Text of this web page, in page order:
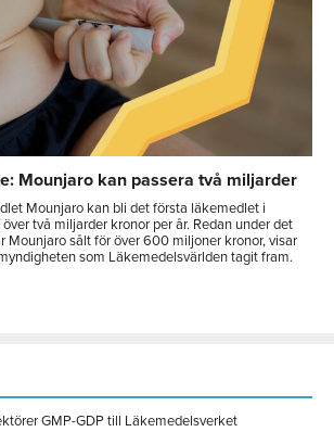
Mounjaro kan passera två miljarder
Mounjaro kan bli det första läkemedlet i
två miljarder kronor per år. Redan under det
Mounjaro sålt för över 600 miljoner kronor, visar
som Läkemedelsvärlden tagit fram.
GMP-GDP till Läkemedelsverket